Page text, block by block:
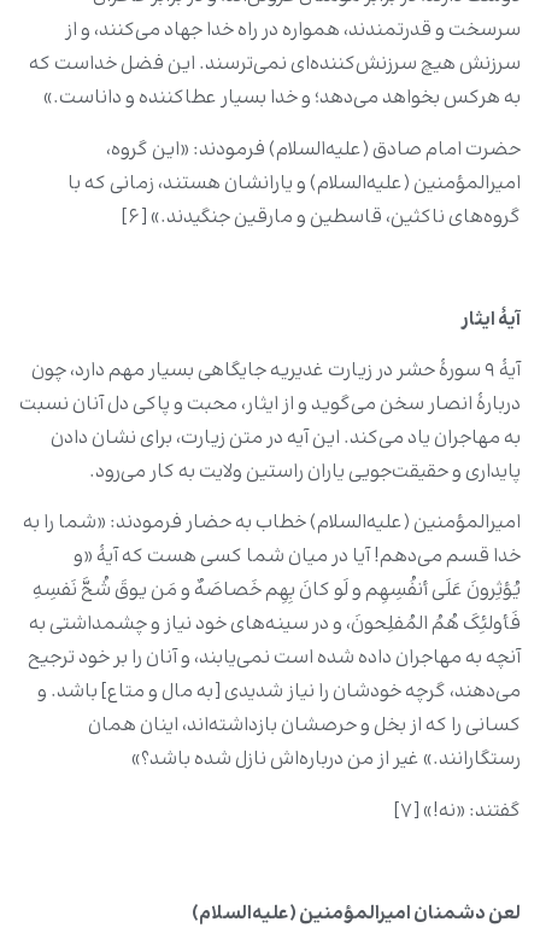
سرسخت و قدرتمندند، همواره در راه خدا جهاد می‌کنند، و از
سرزنش هیچ سرزنش‌کننده‌ای نمی‌ترسند. این فضل خداست که
به هرکس بخواهد می‌دهد؛ و خدا بسیار عطاکننده و داناست.»
حضرت امام صادق (علیه‌السلام) فرمودند: «این گروه،
امیرالمؤمنین (علیه‌السلام) و یارانشان هستند، زمانی که با
گروه‌های ناکثین، قاسطین و مارقین جنگیدند.» [۶]
آیۀ ایثار
آیۀ ۹ سورۀ حشر در زیارت غدیریه جایگاهی بسیار مهم دارد، چون
دربارۀ انصار سخن می‌گوید و از ایثار، محبت و پاکی دل آنان نسبت
به مهاجران یاد می‌کند. این آیه در متن زیارت، برای نشان دادن
پایداری و حقیقت‌جویی یاران راستین ولایت به کار می‌رود.
امیرالمؤمنین (علیه‌السلام) خطاب به حضار فرمودند: «شما را به
خدا قسم می‌دهم! آیا در میان شما کسی هست که آیۀ «و
یُؤثِرونَ عَلَى أنفُسِهِم و لَو کانَ بِهِم خَصاصَهٌ و مَن یوقَ شُحَّ نَفسِهِ
فَأولئِکَ هُمُ المُفلِحونَ، و در سینه‌های خود نیاز و چشمداشتی به
آنچه به مهاجران داده شده است نمی‌یابند، و آنان را بر خود ترجیح
می‌دهند، گرچه خودشان را نیاز شدیدی [به مال و متاع] باشد. و
کسانی را که از بخل و حرصشان بازداشته‌اند، اینان همان
رستگارانند.» غیر از من درباره‌اش نازل شده باشد؟»
گفتند: «نه!» [۷]
لعن دشمنان امیرالمؤمنین (علیه‌السلام)